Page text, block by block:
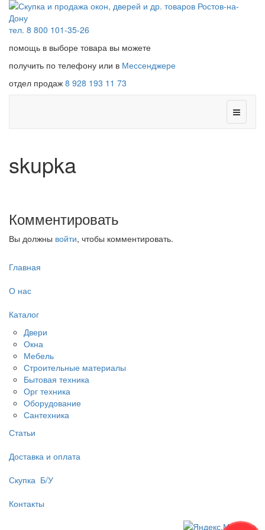
тел. 8 800 101-35-26
помощь в выборе товара вы можете
получить по телефону или в Мессенджере
отдел продаж 8 928 193 11 73
skupka
Комментировать
Вы должны войти, чтобы комментировать.
Главная
О нас
Каталог
Двери
Окна
Мебель
Строительные материалы
Бытовая техника
Орг техника
Оборудование
Сантехника
Статьи
Доставка и оплата
Скупка Б/У
Контакты